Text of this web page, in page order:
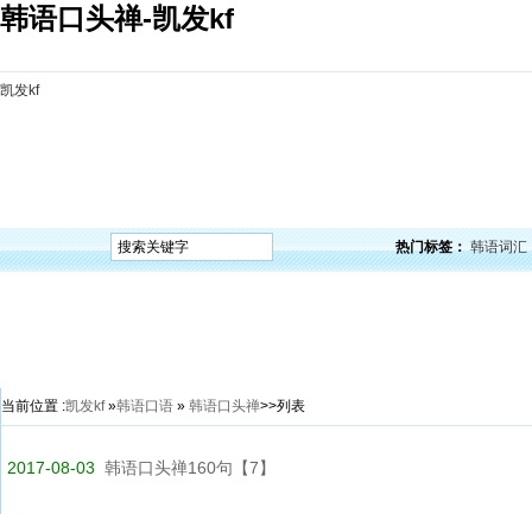
韩语口头禅-凯发kf
凯发kf
热门标签： 韩语词汇
当前位置 :凯发kf»韩语口语 » 韩语口头禅>>列表
2017-08-03 韩语口头禅160句【7】